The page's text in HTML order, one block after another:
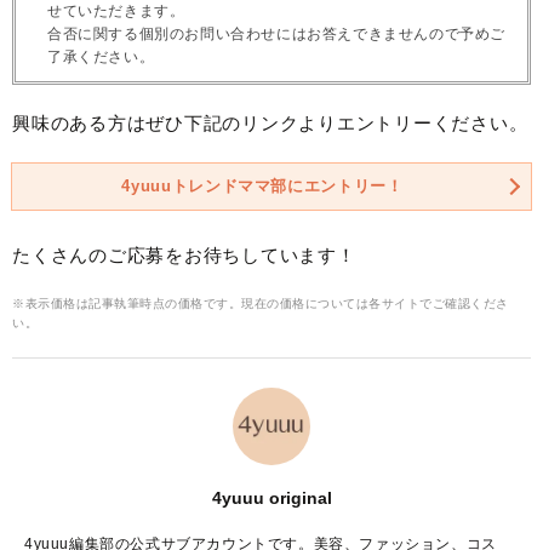
せていただきます。
合否に関する個別のお問い合わせにはお答えできませんので予めご
了承ください。
興味のある方はぜひ下記のリンクよりエントリーください。
4yuuuトレンドママ部にエントリー！
たくさんのご応募をお待ちしています！
※表示価格は記事執筆時点の価格です。現在の価格については各サイトでご確認くださ
い。
4yuuu original
4yuuu編集部の公式サブアカウントです。美容、ファッション、コス